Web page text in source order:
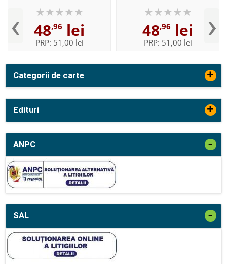
Categorii de carte +
Edituri +
ANPC -
SAL -
‹
HUEBER
48,96 lei
PRP: 51,00 lei
HUEBER
48,96 lei
PRP: 51,00 lei ›